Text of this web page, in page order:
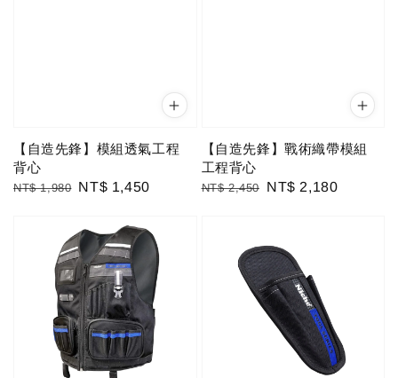
【自造先鋒】模組透氣工程
背心
Regular
NT$ 1,980 Sale
NT$ 1,450
【自造先鋒】戰術織帶模組
工程背心
Regular
NT$ 2,450
Sale
NT$ 2,180